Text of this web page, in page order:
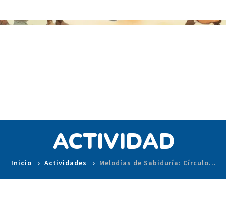
ACTIVIDAD
Inicio Actividades Melodías de Sabiduría: Círculo…